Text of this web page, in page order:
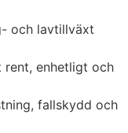
och lavtillväxt
enhetligt och
fallskydd och